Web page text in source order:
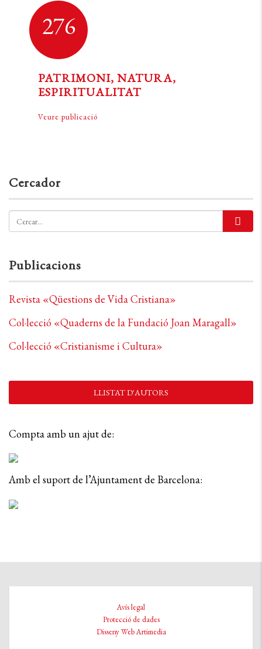
276
PATRIMONI, NATURA,
ESPIRITUALITAT
Veure publicació
Cercador
Publicacions
Revista «Qüestions de Vida Cristiana»
Col·lecció «Quaderns de la Fundació Joan Maragall»
Col·lecció «Cristianisme i Cultura»
LLISTAT D'AUTORS
Compta amb un ajut de:
Amb el suport de l’Ajuntament de Barcelona:
Avís legal
Protecció de dades
Disseny Web Artimedia